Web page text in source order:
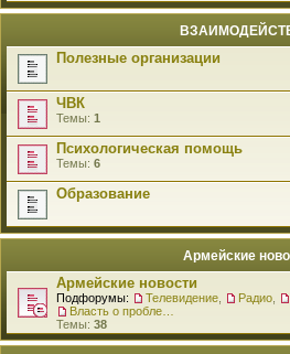
Полезные организации
ЧВК
Темы: 1
Психологическая помощь
Темы: 6
Образование
Армейские
Армейские новости
Подфорумы: Телевидение Радио
Темы: 38